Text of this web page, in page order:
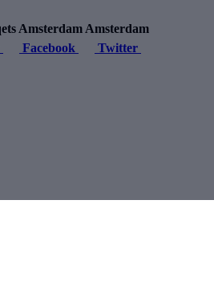
Amsterdam
Facebook
Twitter